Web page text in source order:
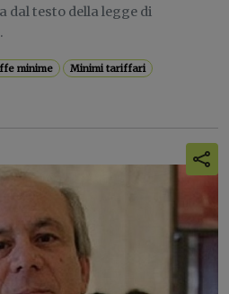
dal testo della legge di
minime
Minimi tariffari